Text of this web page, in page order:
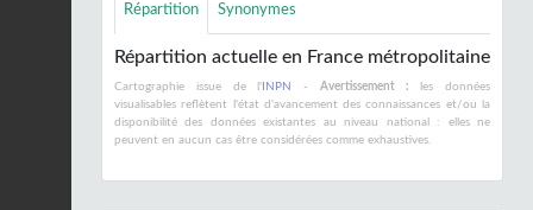
Répartition Synonymes
Répartition actuelle en France métropolitaine
Cartographie issue de l' INPN - Avertissement : les données
visualisables reflètent l'état d'avancement des connaissances et/ou la
disponibilité des données existantes au niveau national : elles ne
peuvent en aucun cas être considérées comme exhaustives.